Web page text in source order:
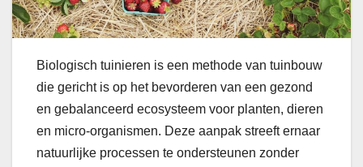
Biologisch tuinieren is een methode van tuinbouw
die gericht is op het bevorderen van een gezond
en gebalanceerd ecosysteem voor planten, dieren
en micro-organismen. Deze aanpak streeft ernaar
natuurlijke processen te ondersteunen zonder